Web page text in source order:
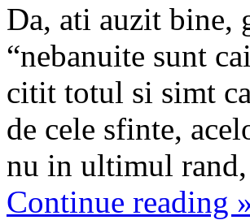
Da, ati auzit bine,
“nebanuite sunt
citit totul si simt
de cele sfinte,
nu in ultimul
Continue reading